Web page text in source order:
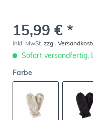
15,99 € *
inkl. MwSt. zzgl.
Sofort versandfertig,
Farbe